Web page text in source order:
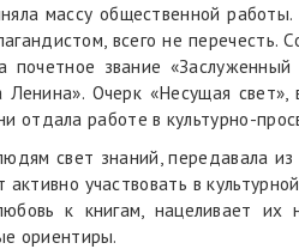
массу общественной
всего не
звание
Очерк «Несущая
отдала работе в культурно-
свет знаний, передавала из
участвовать в
к книгам, нацеливает
ориентиры.